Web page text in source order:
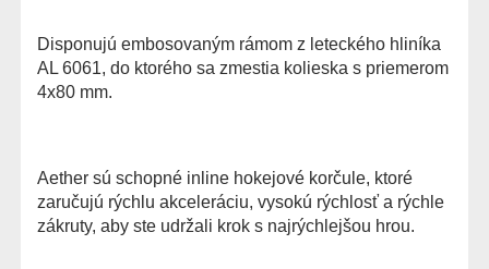
Disponujú embosovaným rámom z leteckého hliníka
AL 6061, do ktorého sa zmestia kolieska s priemerom
4x80 mm.
Aether sú schopné inline hokejové korčule, ktoré
zaručujú rýchlu akceleráciu, vysokú rýchlosť a rýchle
zákruty, aby ste udržali krok s najrýchlejšou hrou.